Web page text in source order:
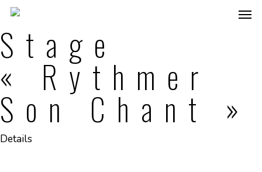
Stage
« Rythmer
Son Chant »
Details